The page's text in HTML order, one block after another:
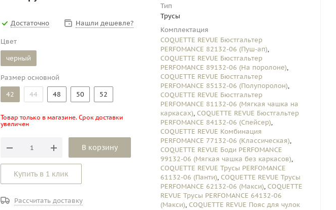
Достаточно Нашли дешевле?
Цвет
черный
Размер основной
42
44 48 50 52
Товар только в магазине. Срок доставки
увеличен
В корзину
Купить в 1 клик
Рассчитать доставку
Тип
Трусы
Комплектация
COQUETTE REVUE Бюстгальтер
PERFOMANCE 82132-06 (Пуш-ап),
COQUETTE REVUE Бюстгальтер
PERFOMANCE 89132-06 (На поролоне),
COQUETTE REVUE Бюстгальтер
PERFOMANCE 85132-06 (Полупоролон),
COQUETTE REVUE Бюстгальтер
PERFOMANCE 81132-06 (Мягкая чашка на
каркасах), COQUETTE REVUE Бюстгальтер
PERFOMANCE 84132-06 (Спейсер),
COQUETTE REVUE Комбинация
PERFOMANCE 77132-06 (Классическая),
COQUETTE REVUE Боди PERFOMANCE
99132-06 (Мягкая чашка без каркасов),
COQUETTE REVUE Трусы PERFOMANCE
61132-06 (Панти), COQUETTE REVUE Трусы
PERFOMANCE 62132-06 (Макси), COQUETTE
REVUE Трусы PERFOMANCE 64132-06
(Макси), COQUETTE REVUE Пояс для чулок